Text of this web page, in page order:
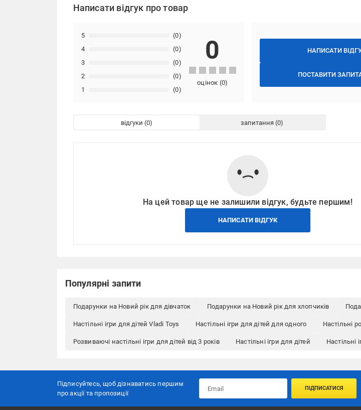
Написати відгук про товар
НАПИСАТИ
ПОСТАВИТИ
1 (0)
2 (0)
3 (0)
4 (0)
5 (0)
0
оцінок (0)
відгуки запитання
На цей товар ще не залишили відгук, будьте першим!
НАПИСАТИ ВІДГУК
Популярні запити
Подарунки на Новий рік для дівчаток Подарунки на Новий рік для хлопчиків
Настільні ігри для дітей Vladi Toys Настільні ігри для дітей для одного Настільні
Розвиваючі настільні ігри для дітей від 3 років Настільні ігри для дітей Настільні
Підписуйтесь, щоб дізнаватись першим
про акції та пропозиції
ПІДПИСАТИСЯ